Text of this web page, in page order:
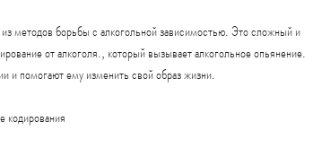
методов борьбы с алкогольной зависимостью. Это сложный и
от алкоголя., который вызывает алкогольное опьянение.
и помогают ему изменить свой образ жизни.
кодирования